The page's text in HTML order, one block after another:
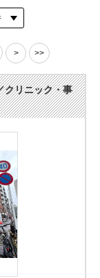
> >>
クリニック・事